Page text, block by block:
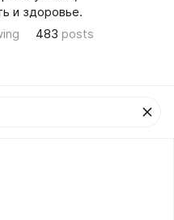
и здоровье.
483 posts